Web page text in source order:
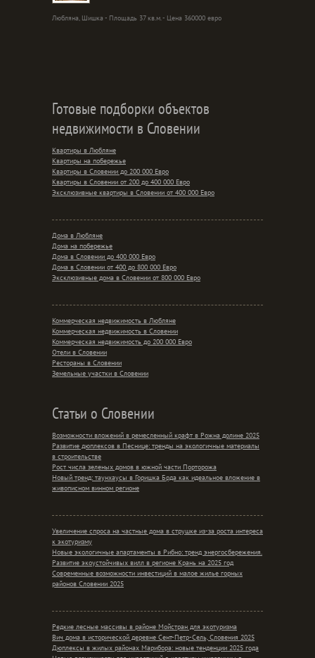
Любляна, Шишка - Площадь 37 кв.м. - Цена 360000 евро
Готовые подборки объектов
недвижимости в Словении
Квартиры в Любляне
Квартиры на побережье
Квартиры в Словении до 200 000 Евро
Квартиры в Словении от 200 до 400 000 Евро
Эксклюзивные квартиры в Словении от 400 000 Евро
Дома в Любляне
Дома на побережье
Дома в Словении до 400 000 Евро
Дома в Словении от 400 до 800 000 Евро
Эксклюзивные дома в Словении от 800 000 Евро
Коммерческая недвижимость в Любляне
Коммерческая недвижимость в Словении
Коммерческая недвижимость до 200 000 Евро
Отели в Словении
Рестораны в Словении
Земельные участки в Словении
Статьи о Словении
Возможности вложений в ремесленный крафт в Рожна долине 2025
Развитие дюплексов в Песнице: тренды на экологичные материалы
в строительстве
Рост числа зеленых домов в южной части Порторожа
Новый тренд: таунхаусы в Горишка Брда как идеальное вложение в
живописном винном регионе
Увеличение спроса на частные дома в струшке из-за роста интереса
к экотуризму
Новые экологичные апартаменты в Рибно: тренд энергосбережения.
Развитие экоустойчивых вилл в регионе Крань на 2025 год
Современные возможности инвестиций в малое жилье горных
районов Словении 2025
Редкие лесные массивы в районе Мойстран для экотуризма
Вич дома в исторической деревне Сент-Петр-Сель, Словения 2025
Дюплексы в жилых районах Марибора: новые тенденции 2025 года